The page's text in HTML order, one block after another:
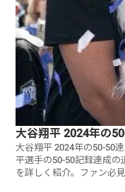
大谷翔平 2024年の
大谷翔平 2024年の50-50
平選手の50-50記録達成
を詳しく紹介。ファン必見